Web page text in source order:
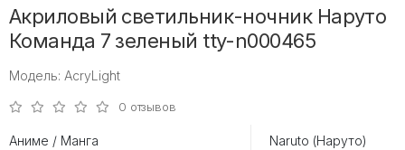
Акриловый светильник-ночник Наруто
Команда 7 зеленый tty-n000465
Модель: AcryLight
0 отзывов
Аниме / Манга Naruto (Наруто)